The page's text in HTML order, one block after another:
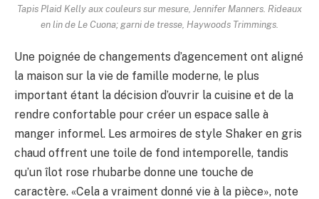
Tapis Plaid Kelly aux couleurs sur mesure, Jennifer Manners. Rideaux
en lin de Le Cuona; garni de tresse, Haywoods Trimmings.
Une poignée de changements d’agencement ont aligné
la maison sur la vie de famille moderne, le plus
important étant la décision d’ouvrir la cuisine et de la
rendre confortable pour créer un espace salle à
manger informel. Les armoires de style Shaker en gris
chaud offrent une toile de fond intemporelle, tandis
qu’un îlot rose rhubarbe donne une touche de
caractère. «Cela a vraiment donné vie à la pièce», note